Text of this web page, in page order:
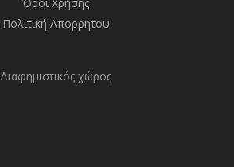
Όροι Χρήσης
Πολιτική Απορρήτου
Διαφημιστικός χώρος